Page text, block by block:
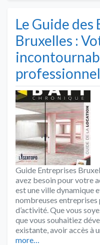
Le Guide des
Bruxelles :
professionnel
Guide Entreprises
avez besoin pour votre
est une ville dynamique
nombreuses entreprises
d’activité. Que vous
que vous souhaitiez
existante, avoir accès à
more…